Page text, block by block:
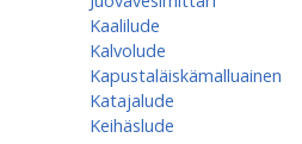
Kaalilude
Kalvolude
Kapustaläiskämalluainen
Katajalude
Keihäslude